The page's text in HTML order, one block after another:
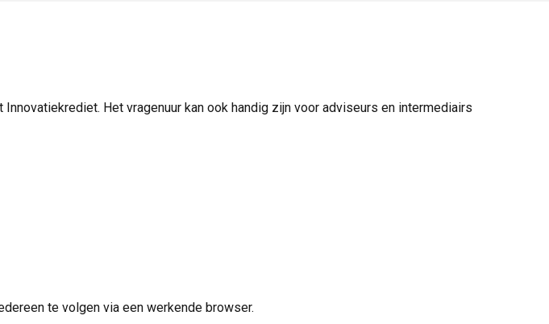
Het vragenuur kan ook handig zijn voor adviseurs en intermediairs
te volgen via een werkende browser.